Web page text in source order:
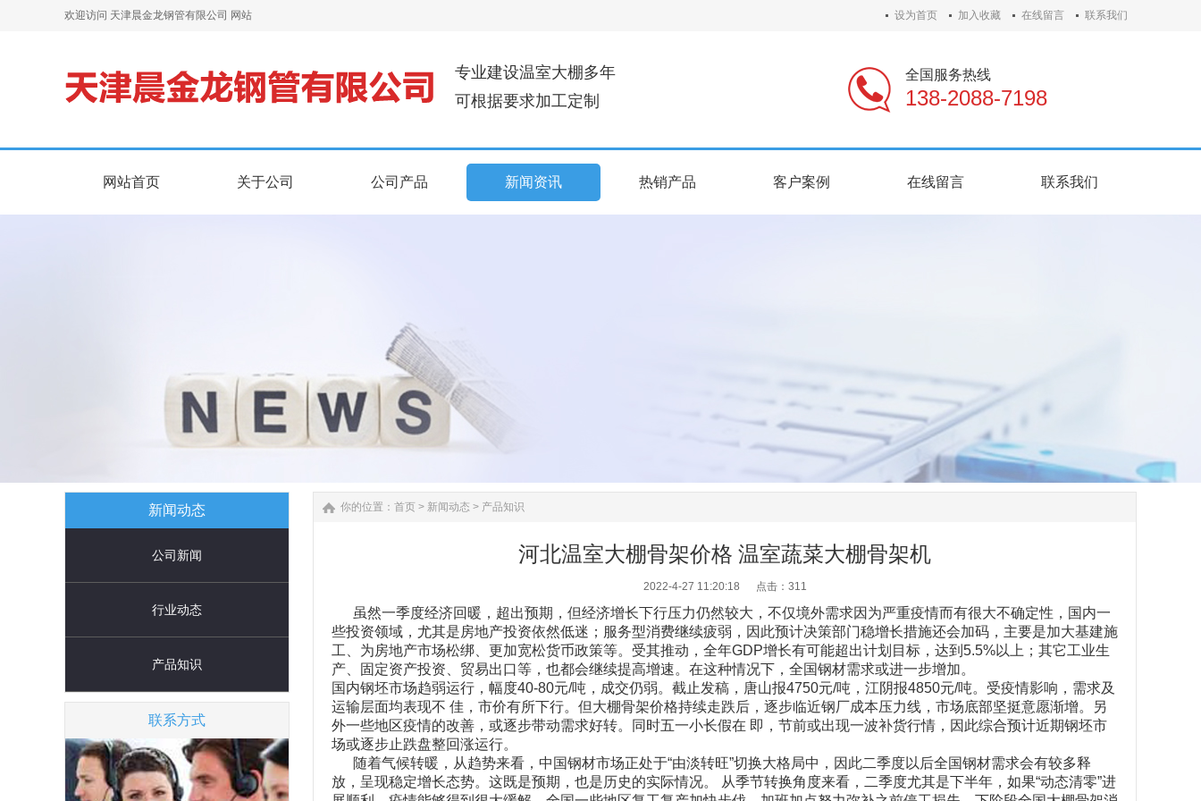
欢迎访问 天津晨金龙钢管有限公司 网站 设为首页 加入收藏 在线留言 联系我们
专业建设温室大棚多年
可根据要求加工定制
全国服务热线
138-2088-7198
网站首页
网站首页
关于公司
关于公司
公司产品
公司产品
新闻资讯
新闻资讯
热销产品
热销产品
客户案例
客户案例
在线留言
在线留言
联系我们
联系我们
新闻动态
公司新闻
行业动态
产品知识
联系方式
你的位置： 首页 > 新闻动态 > 产品知识
河北温室大棚骨架价格 温室蔬菜大棚骨架机
2022-4-27 11:20:18 点击： 311
虽然一季度经济回暖，超出预期，但经济增长下行压力仍然较大，不仅境外需求因为严重疫情而有很大不确定性，国内一
些投资领域，尤其是房地产投资依然低迷；服务型消费继续疲弱，因此预计决策部门稳增长措施还会加码，主要是加大基建施
工、为房地产市场松绑、更加宽松货币政策等。受其推动，全年GDP增长有可能超出计划目标，达到5.5%以上；其它工业生
产、固定资产投资、贸易出口等，也都会继续提高增速。在这种情况下，全国钢材需求或进一步增加。
国内钢坯市场趋弱运行，幅度40-80元/吨，成交仍弱。截止发稿，唐山报4750元/吨，江阴报4850元/吨。受疫情影响，需求及
运输层面均表现不 佳，市价有所下行。但大棚骨架价格持续走跌后，逐步临近钢厂成本压力线，市场底部坚挺意愿渐增。另
外一些地区疫情的改善，或逐步带动需求好转。同时五一小长假在 即，节前或出现一波补货行情，因此综合预计近期钢坯市
场或逐步止跌盘整回涨运行。
随着气候转暖，从趋势来看，中国钢材市场正处于“由淡转旺”切换大格局中，因此二季度以后全国钢材需求会有较多释
放，呈现稳定增长态势。这既是预期，也是历史的实际情况。 从季节转换角度来看，二季度尤其是下半年，如果“动态清零”进